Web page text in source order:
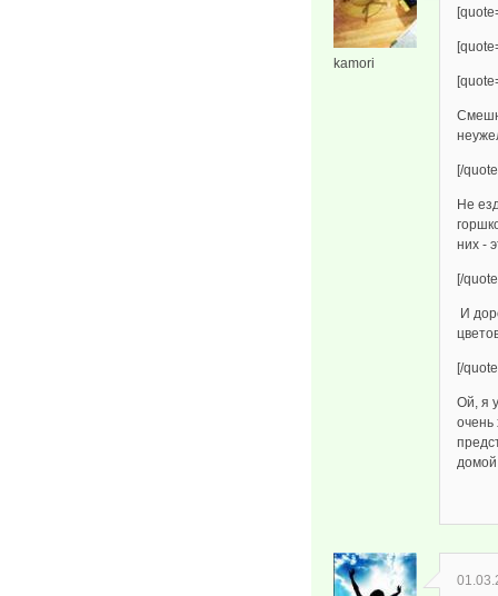
kamori
[/
Не
них -
[/
И
[/
Ой, я
очень
домой